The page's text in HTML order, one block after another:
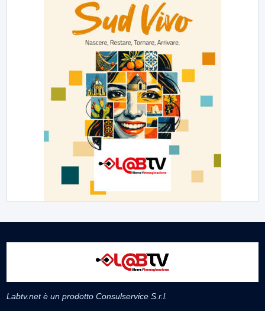
Labtv.net è un prodotto Consulservice S.r.l.